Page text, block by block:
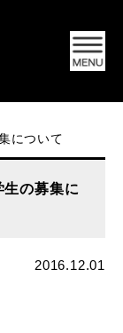
について
の募集に
2016.12.01